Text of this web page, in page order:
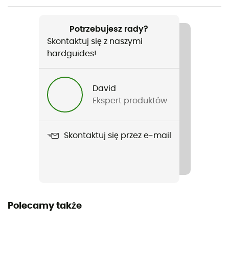
Surfing / Kitesurf / Wingfoil
Nazwa produktu
Jacket Neo Shelter Amp Women
Materiały
Potrzebujesz rady?
Skontaktuj się z naszymi
hardguides!
David
Ekspert produktów
Skontaktuj się przez e-mail
Polecamy także